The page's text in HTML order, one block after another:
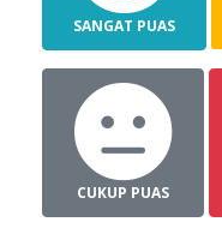
SANGAT PUAS
CUKUP PUAS